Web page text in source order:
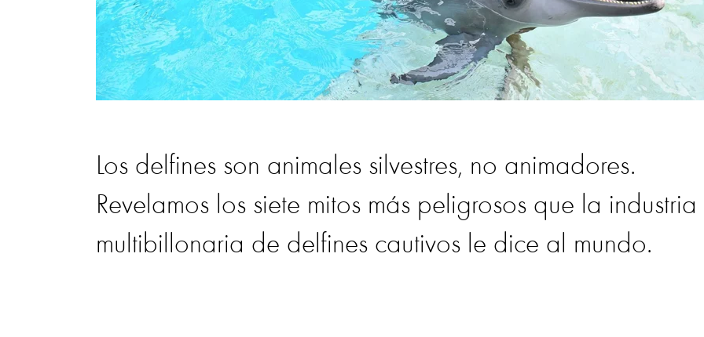
Los delfines son animales silvestres, no animadores.
Revelamos los siete mitos más peligrosos que la industria
multibillonaria de delfines cautivos le dice al mundo.